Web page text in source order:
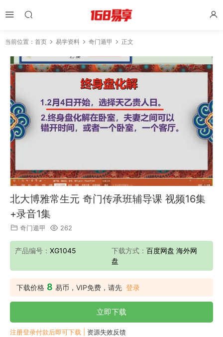
当前位置： 首页 易学资料 奇门遁甲 正文
北大博雅常生元 奇门传承班辅导课 视频16集
+录音1集
奇门遁甲 262
产品编号： XG1045 下载方式： 百度网盘 海外网
盘
下载价格 8 易币，VIP免费，请先 登录
立即下载
注册登录付款后即可下载 | 资源失效反馈